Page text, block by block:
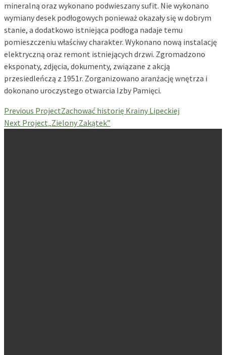
mineralną oraz wykonano podwieszany sufit. Nie wykonano
wymiany desek podłogowych ponieważ okazały się w dobrym
stanie, a dodatkowo istniejąca podłoga nadaje temu
pomieszczeniu właściwy charakter. Wykonano nową instalację
elektryczną oraz remont istniejących drzwi. Zgromadzono
eksponaty, zdjęcia, dokumenty, związane z akcją
przesiedleńczą z 1951r. Zorganizowano aranżację wnętrza i
dokonano uroczystego otwarcia Izby Pamięci.
Previous ProjectZachować historię Krainy Lipeckiej
Next Project„Zielony Zakątek”